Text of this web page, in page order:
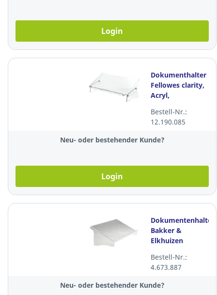
Login
Dokumenthalter
Fellowes clarity,
Acryl,
Bestell-Nr.:
12.190.085
Neu- oder bestehender Kunde?
Login
Dokumentenhalter
Bakker &
Elkhuizen
A3
Bestell-Nr.:
4.673.887
Neu- oder bestehender Kunde?